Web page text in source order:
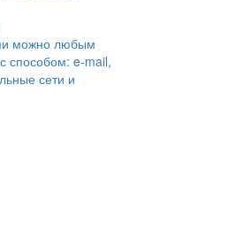
можно любым
способом: e-mail,
сети и